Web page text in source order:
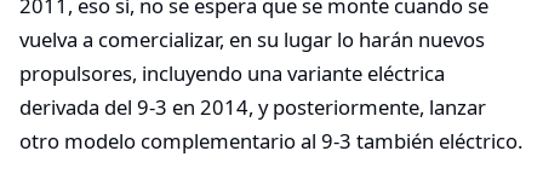
vuelva a comercializar, en su lugar lo harán nuevos
propulsores, incluyendo una variante eléctrica
derivada del 9-3 en 2014, y posteriormente, lanzar
otro modelo complementario al 9-3 también eléctrico.